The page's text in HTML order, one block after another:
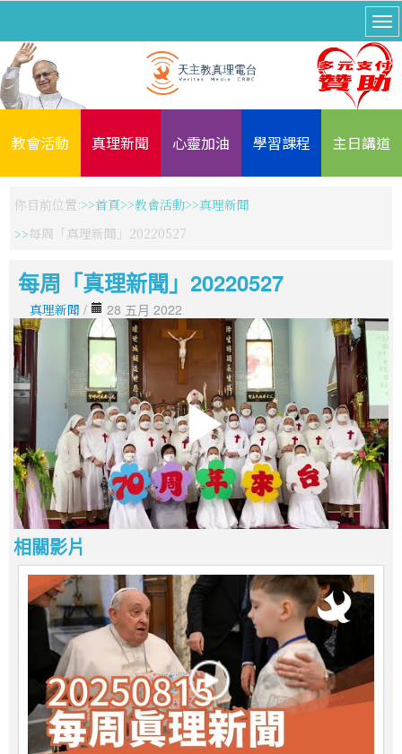
教會活動 真理新聞 心靈加油 學習課程 主日講道
你目前位置: 首頁 教會活動
真理新聞
每周「真理新聞」20220527
每周「真理新聞」20220527
真理新聞 / 28 五月 2022
相關影片